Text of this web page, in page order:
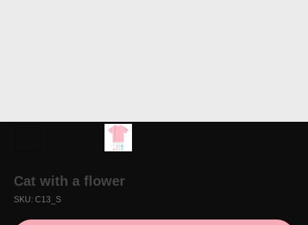
Cat with a flower
SKU: C13_S